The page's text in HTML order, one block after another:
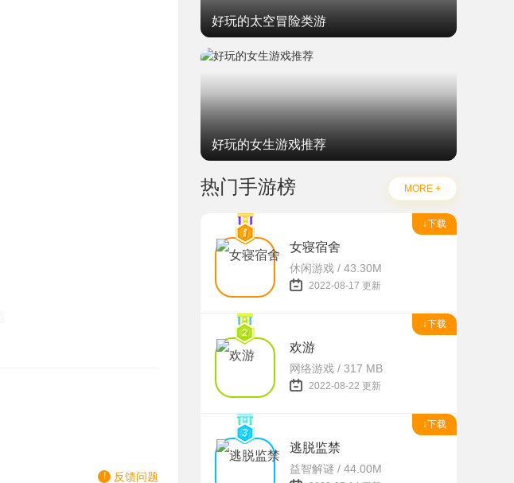
反馈问题
好玩的太空冒险类游
好玩的女生游戏推荐
热门手游榜 MORE +
↓下载
女寝宿舍
休闲游戏 / 43.30M
2022-08-17 更新
↓下载
欢游
网络游戏 / 317 MB
2022-08-22 更新
↓下载
逃脱监禁
益智解谜 / 44.00M